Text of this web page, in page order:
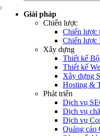
Giải pháp
Chiến lược
Chiến lược
Chiến lược
Xây dựng
Thiết kế
Thiết kế
Xây dựng
Hosting &
Phát triển
Dịch vụ
Dịch vụ
Dịch vụ
Quảng cáo